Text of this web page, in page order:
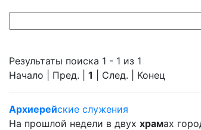
Результаты поиска 1 - 1 из 1
Начало | Пред. | 1 | След. | Конец
Архиерейские служения
На прошлой недели в двух храмах